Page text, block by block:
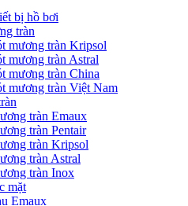
bị hồ bơi
tràn
mương tràn Kripsol
mương tràn Astral
mương tràn China
mương tràn Việt Nam
tràn Emaux
tràn Pentair
tràn Kripsol
tràn Astral
tràn Inox
mặt
Emaux